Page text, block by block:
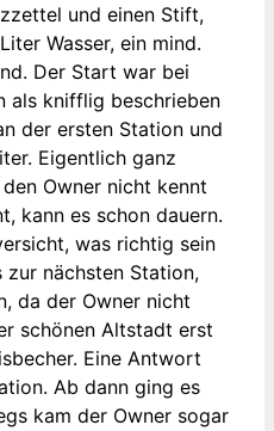
und einen Stift,
Wasser, ein mind.
Der Start war bei
als knifflig beschrieben
der ersten Station und
Eigentlich ganz
Owner nicht kennt
kann es schon dauern.
was richtig sein
nächsten Station,
da der Owner nicht
schönen Altstadt erst
Eine Antwort
Ab dann ging es
kam der Owner sogar